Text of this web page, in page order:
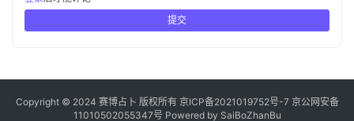
提交
Copyright © 2024 赛博占卜 版权所有 京ICP备2021019752号-7 京公网安备
11010502055347号 Powered by SaiBoZhanBu